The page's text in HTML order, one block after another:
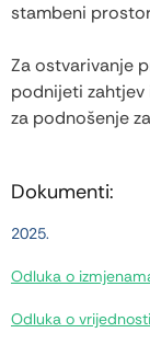
stambeni
Za ostvarivanje
podnijeti
za podnošenje
Dokumenti:
2025.
Odluka o
Odluka o